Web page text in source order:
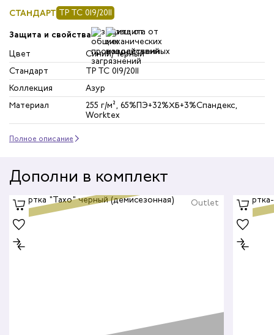
СТАНДАРТ ТР ТС 019/2011
Защита и свойства
Цвет
Синий/Черный
Стандарт
ТР ТС 019/2011
Коллекция
Азур
Материал
255 г/м², 65%ПЭ+32%ХБ+3%Спандекс,
Worktex
Полное описание
Дополни в комплект
Outlet